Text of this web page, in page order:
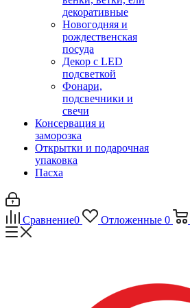
декоративные
Новогодняя и
рождественская
посуда
Декор с LED
подсветкой
Фонари,
подсвечники и
свечи
Консервация и
заморозка
Открытки и подарочная
упаковка
Пасха
Сравнение0 Отложенные 0